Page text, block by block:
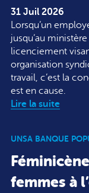
31 Juil 2026
Lorsqu’un
jusqu’au
licenciement
organisation
travail, c’est la
est en cause.
Lire la suite
UNSA BANQUE
femmes à